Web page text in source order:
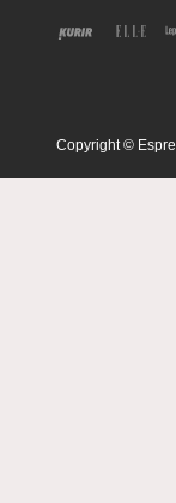
Copyright ©